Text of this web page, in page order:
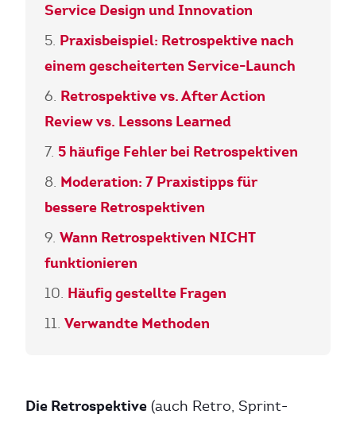
Service Design und Innovation
Praxisbeispiel: Retrospektive nach
einem gescheiterten Service-Launch
Retrospektive vs. After Action
Review vs. Lessons Learned
5 häufige Fehler bei Retrospektiven
Moderation: 7 Praxistipps für
bessere Retrospektiven
Wann Retrospektiven NICHT
funktionieren
Häufig gestellte Fragen
Verwandte Methoden
Die Retrospektive (auch Retro, Sprint-